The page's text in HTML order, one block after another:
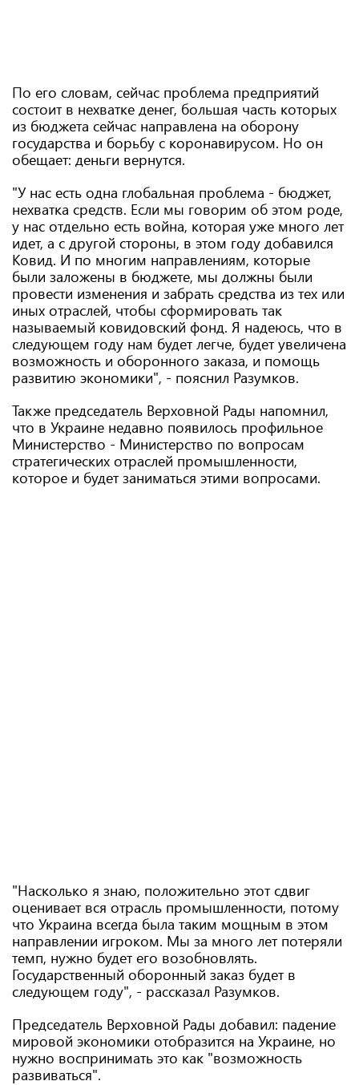
По его словам, сейчас проблема предприятий
состоит в нехватке денег, большая часть которых
из бюджета сейчас направлена на оборону
государства и борьбу с коронавирусом. Но он
обещает: деньги вернутся.
"У нас есть одна глобальная проблема - бюджет,
нехватка средств. Если мы говорим об этом роде,
у нас отдельно есть война, которая уже много лет
идет, а с другой стороны, в этом году добавился
Ковид. И по многим направлениям, которые
были заложены в бюджете, мы должны были
провести изменения и забрать средства из тех или
иных отраслей, чтобы сформировать так
называемый ковидовский фонд. Я надеюсь, что в
следующем году нам будет легче, будет увеличена
возможность и оборонного заказа, и помощь
развитию экономики", - пояснил Разумков.
Также председатель Верховной Рады напомнил,
что в Украине недавно появилось профильное
Министерство - Министерство по вопросам
стратегических отраслей промышленности,
которое и будет заниматься этими вопросами.
"Насколько я знаю, положительно этот сдвиг
оценивает вся отрасль промышленности, потому
что Украина всегда была таким мощным в этом
направлении игроком. Мы за много лет потеряли
темп, нужно будет его возобновлять.
Государственный оборонный заказ будет в
следующем году", - рассказал Разумков.
Председатель Верховной Рады добавил: падение
мировой экономики отобразится на Украине, но
нужно воспринимать это как "возможность
развиваться".